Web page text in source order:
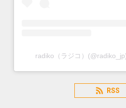
radiko（ラジコ）
RSS